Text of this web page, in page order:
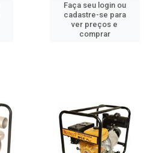
Faça seu login ou
cadastre-se para
ver preços e
comprar